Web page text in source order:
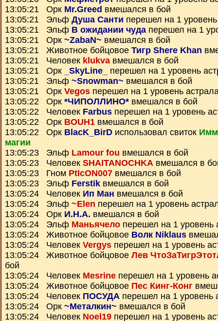
13:05:21 Орк Mr.Greed вмешался в бой
13:05:21 Эльф Душа Санти перешел на 1
13:05:21 Эльф В ожидании чудаперешел на 1
13:05:21 Орк ~ZabaN~ вмешался в бой
13:05:21 Животное бойцовое Тигр Shere Khan
13:05:21 Человек klukvaвмешался в бой
13:05:21 Орк
_SkyLine_
перешел на 1 уровень
13:05:21 Эльф ~Snowman~ вмешался в бой
13:05:21 Орк Vegos перешел на 1 уровень
13:05:22 Орк *ЧИПОЛЛИНО* вмешался в бой
13:05:22 Человек Farbus перешел на 1 уровень
13:05:22 Орк BOUH1 вмешался в бой
13:05:22 Орк BlacK_BirD использовал свиток
магии
13:05:23 Эльф Lamour fou вмешался в бой
13:05:23 Человек SHAITANOCHKA вмешался в
13:05:23 Гном PtIcON007 вмешался в бой
13:05:23 Эльф Ferstik вмешался в бой
13:05:24 Человек Ип Ман вмешался в бой
13:05:24 Эльф ~Elen перешел на 1 уровень
13:05:24 Орк И.Н.А. вмешался в бой
13:05:24 Эльф Маньячело перешел на 1 уровень
13:05:24 Животное бойцовое Волк Niklaus
13:05:24 Человек Vergys перешел на 1 уровень
13:05:24 Животное бойцовое Лев
бой
13:05:24 Человек Mesrine перешел на 1 уровень
13:05:24 Животное бойцовое Пес Кинг-Конг
13:05:24 Человек ПОСУДА перешел на 1 уровень
13:05:24 Орк ~Металкин~ вмешался в бой
13:05:24 Человек Noel19 перешел на 1 уровень